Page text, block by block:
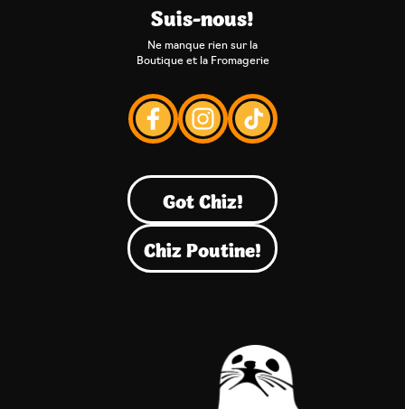
Suis-nous!
Ne manque rien sur la
Boutique et la Fromagerie
Got Chiz!
Chiz Poutine!